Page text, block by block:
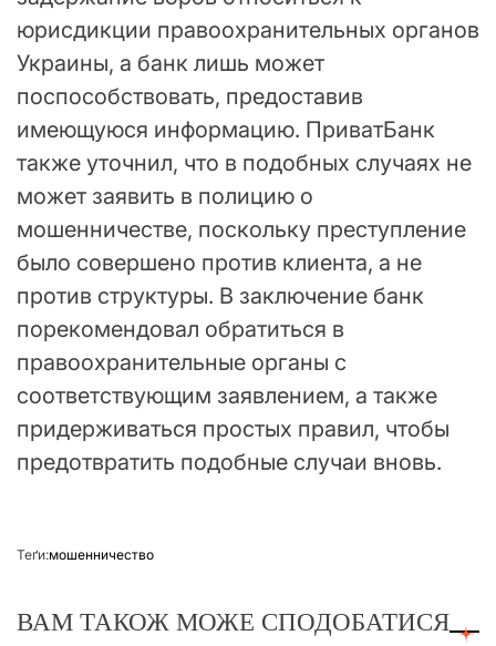
юрисдикции правоохранительных органов
Украины, а банк лишь может
поспособствовать, предоставив
имеющуюся информацию. ПриватБанк
также уточнил, что в подобных случаях не
может заявить в полицию о
мошенничестве, поскольку преступление
было совершено против клиента, а не
против структуры. В заключение банк
порекомендовал обратиться в
правоохранительные органы с
соответствующим заявлением, а также
придерживаться простых правил, чтобы
предотвратить подобные случаи вновь.
Теґи:мошенничество
ВАМ ТАКОЖ МОЖЕ СПОДОБАТИСЯ